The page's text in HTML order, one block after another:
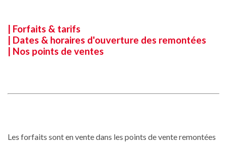
| Forfaits & tarifs
| Dates & horaires d'ouverture des remontées
| Nos points de ventes
Les forfaits sont en vente dans les points de vente remontées